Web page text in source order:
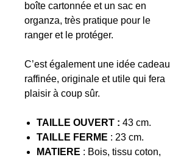
boîte cartonnée et un sac en
organza, très pratique pour le
ranger et le protéger.
C’est également une idée cadeau
raffinée, originale et utile qui fera
plaisir à coup sûr.
TAILLE OUVERT : 43 cm.
TAILLE FERME : 23 cm.
MATIERE : Bois, tissu coton,